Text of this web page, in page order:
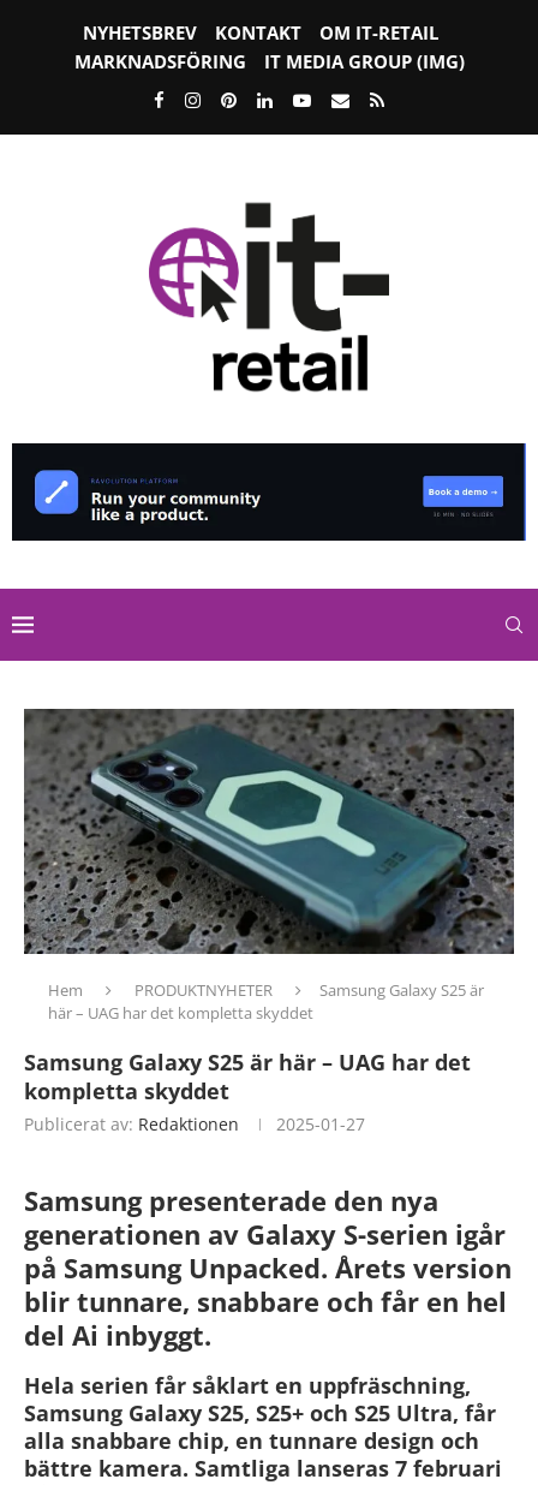
NYHETSBREV KONTAKT
OM IT-RETAIL
MARKNADSFÖRING
IT MEDIA GROUP (IMG)
Hem PRODUKTNYHETER
Samsung Galaxy S25 är
här – UAG har det kompletta skyddet
Samsung Galaxy S25 är här – UAG har det
kompletta skyddet
Publicerat av: Redaktionen 2025-01-27
Samsung presenterade den nya
generationen av Galaxy S-serien igår
på Samsung Unpacked. Årets version
blir tunnare, snabbare och får en hel
del Ai inbyggt.
Hela serien får såklart en uppfräschning,
Samsung Galaxy S25, S25+ och S25 Ultra, får
alla snabbare chip, en tunnare design och
bättre kamera. Samtliga lanseras 7 februari